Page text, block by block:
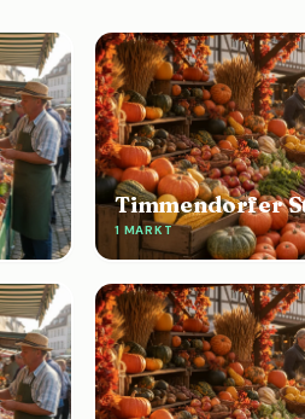
Timmendorfer
1 MARKT